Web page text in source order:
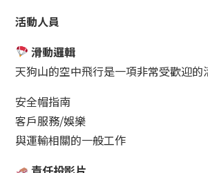
活動人員
滑動邏輯
天狗山的空中飛行是一項非常受歡迎的
安全帽指南
客戶服務/娛樂
與運輸相關的一般工作